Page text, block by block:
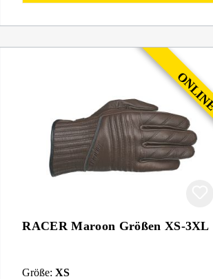
RACER Maroon Größen XS-3XL
Größe:XS